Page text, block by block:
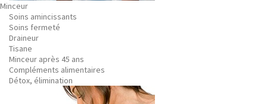
Minceur
Soins amincissants
Soins fermeté
Draineur
Tisane
Minceur après 45 ans
Compléments alimentaires
Détox, élimination